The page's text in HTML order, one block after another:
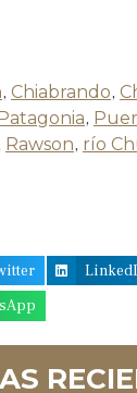
, Chiabrando,
,
Rawson, río